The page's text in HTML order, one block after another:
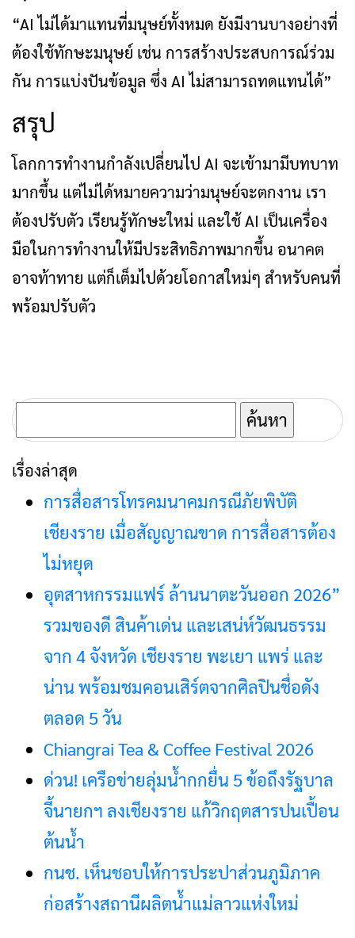
“AI ไม่ได้มาแทนที่มนุษย์ทั้งหมด ยังมีงานบางอย่างที่
ต้องใช้ทักษะมนุษย์ เช่น การสร้างประสบการณ์ร่วม
กัน การแบ่งปันข้อมูล ซึ่ง AI ไม่สามารถทดแทนได้”
สรุป
โลกการทำงานกำลังเปลี่ยนไป AI จะเข้ามามีบทบาท
มากขึ้น แต่ไม่ได้หมายความว่ามนุษย์จะตกงาน เรา
ต้องปรับตัว เรียนรู้ทักษะใหม่ และใช้ AI เป็นเครื่อง
มือในการทำงานให้มีประสิทธิภาพมากขึ้น อนาคต
อาจท้าทาย แต่ก็เต็มไปด้วยโอกาสใหม่ๆ สำหรับคนที่
พร้อมปรับตัว
ค้นหา
สำหรับ:
เรื่องล่าสุด
การสื่อสารโทรคมนาคมกรณีภัยพิบัติ
เชียงราย เมื่อสัญญาณขาด การสื่อสารต้อง
ไม่หยุด
อุตสาหกรรมแฟร์ ล้านนาตะวันออก 2026”
รวมของดี สินค้าเด่น และเสน่ห์วัฒนธรรม
จาก 4 จังหวัด เชียงราย พะเยา แพร่ และ
น่าน พร้อมชมคอนเสิร์ตจากศิลปินชื่อดัง
ตลอด 5 วัน
Chiangrai Tea & Coffee Festival 2026
ด่วน! เครือข่ายลุ่มน้ำกกยื่น 5 ข้อถึงรัฐบาล
จี้นายกฯ ลงเชียงราย แก้วิกฤตสารปนเปื้อน
ต้นน้ำ
กนช. เห็นชอบให้การประปาส่วนภูมิภาค
ก่อสร้างสถานีผลิตน้ำแม่ลาวแห่งใหม่